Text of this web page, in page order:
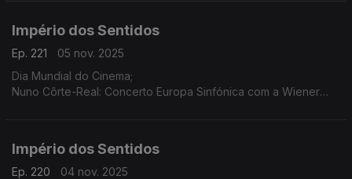
Império dos Sentidos
Ep. 221
05 nov. 2025
Dia Mundial do Cinema;
Nuno Côrte-Real: Concerto Europa Sinfónica com a Wiener
Império dos Sentidos
Ep. 220
04 nov. 2025